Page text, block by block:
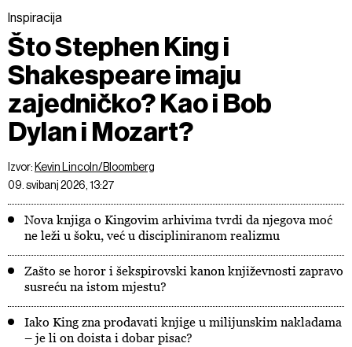
Inspiracija
Što Stephen King i
Shakespeare imaju
zajedničko? Kao i Bob
Dylan i Mozart?
Izvor: Kevin Lincoln/Bloomberg
09. svibanj 2026, 13:27
Nova knjiga o Kingovim arhivima tvrdi da njegova moć
ne leži u šoku, već u discipliniranom realizmu
Zašto se horor i šekspirovski kanon književnosti zapravo
susreću na istom mjestu?
Iako King zna prodavati knjige u milijunskim nakladama
– je li on doista i dobar pisac?